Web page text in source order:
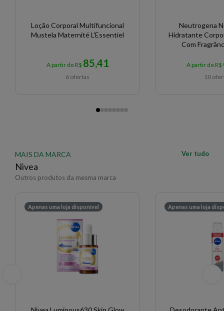
Loção Corporal Multifuncional
Mustela Maternité L'Essentiel
A partir de R$ 85,41
6 ofertas
Neutrogena
Hidratante
Com
A partir de R$
10
MAIS DA MARCA
Nivea
Outros produtos da mesma marca
Ver tudo
Apenas uma loja disponível Apenas uma loja